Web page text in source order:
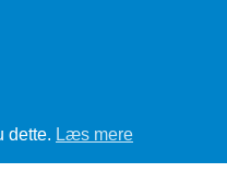
dette. Læs mere